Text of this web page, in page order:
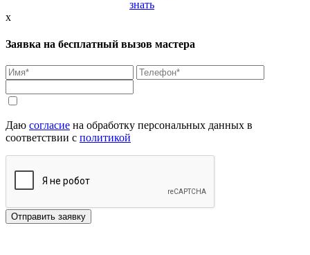
знать
x
Заявка на бесплатный вызов мастера
Даю согласие на обработку персональных данных в
соответствии с политикой
Отправить заявку